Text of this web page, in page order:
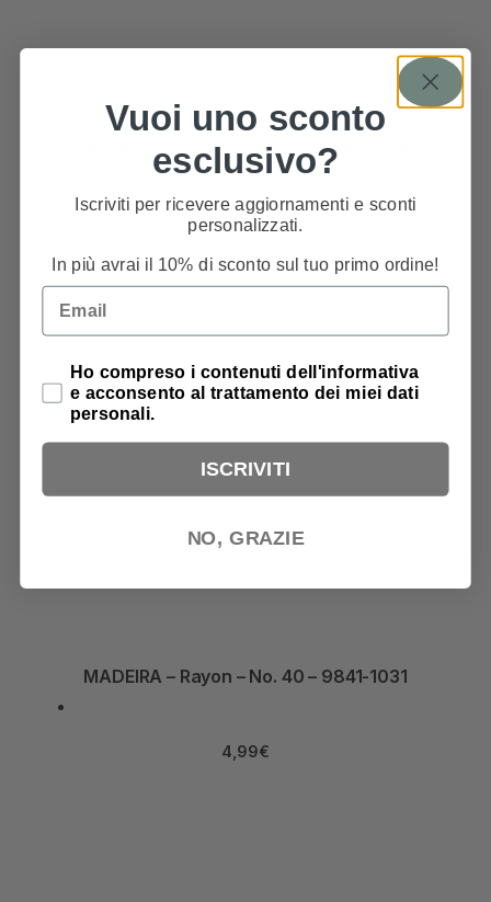
MADEIRA – Rayon – No. 40 – 9841-1045
4,99€
MADEIRA – Rayon – No. 40 – 9841-1031
4,99€
Vuoi uno sconto
esclusivo?
Iscriviti per ricevere aggiornamenti e sconti
personalizzati.
In più avrai il 10% di sconto sul tuo primo ordine!
Email
Privacy Policy
Ho compreso i contenuti dell'informativa
e acconsento al trattamento dei miei dati
personali.
ISCRIVITI
NO, GRAZIE